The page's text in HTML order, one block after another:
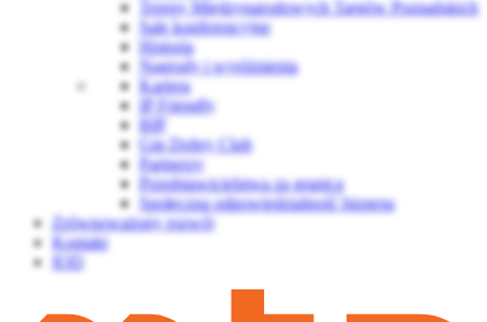
Tereny Międzynarodowych Targów Poznańskich
Sale konferencyjne
Historia
Nagrody i wyróżnienia
Kariera
IP Friendly
BIP
Gin Dobry Club
Partnerzy
Przedstawicielstwa za granicą
Społeczna odpowiedzialność biznesu
Zrównoważony rozwój
Kontakt
IOD